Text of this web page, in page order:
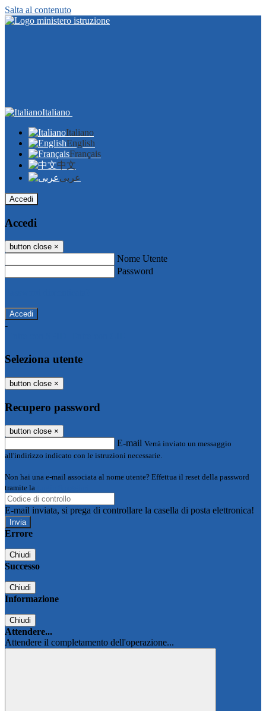
Salta al contenuto
Italiano
Italiano
English
Français
中文
عربى
Accedi
Accedi
button close ×
Nome Utente
Password
-
Seleziona utente
button close ×
Recupero password
button close ×
E-mail Verrà inviato un messaggio
all'indirizzo indicato con le istruzioni necessarie.
Non hai una e-mail associata al nome utente? Effettua il reset della password
tramite la
E-mail inviata, si prega di controllare la casella di posta elettronica!
Errore
Chiudi
Successo
Chiudi
Informazione
Chiudi
Attendere...
Attendere il completamento dell'operazione...